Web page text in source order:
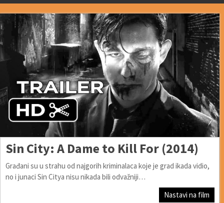
Sin City: A Dame to Kill For (2014)
Građani su u strahu od najgorih kriminalaca koje je grad ikada vidio,
no i junaci Sin Citya nisu nikada bili odvažniji…
Nastavi na film